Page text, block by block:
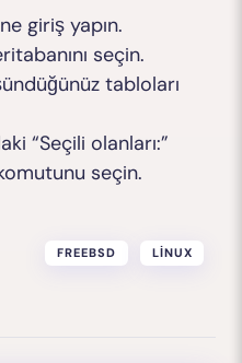
giriş yapın.
seçin.
tabloları
“Seçili olanları:”
seçin.
FREEBSD LINUX